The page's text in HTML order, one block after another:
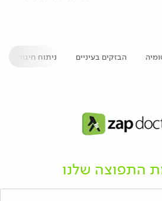
הבזקים בעיניים ניתוח חיגור
התפוצה שלנו